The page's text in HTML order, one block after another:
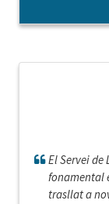
El Servei
fonamental
trasllat a